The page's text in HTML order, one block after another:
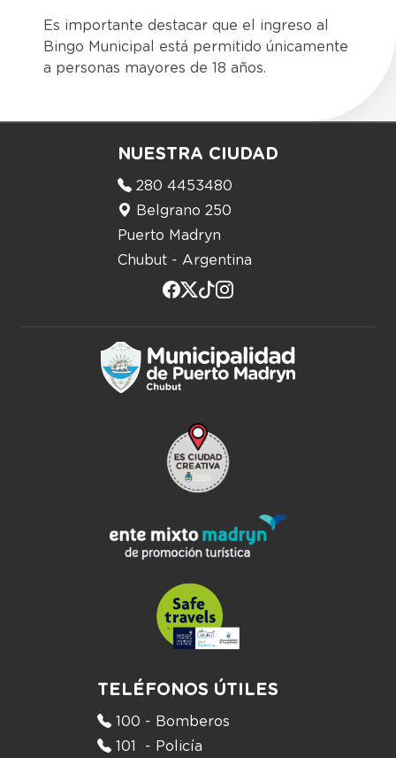
Es importante destacar que el ingreso al
Bingo Municipal está permitido únicamente
a personas mayores de 18 años.
NUESTRA CIUDAD
280 4453480
Belgrano 250
Puerto Madryn
Chubut - Argentina
TELÉFONOS ÚTILES
100 - Bomberos
101 - Policía